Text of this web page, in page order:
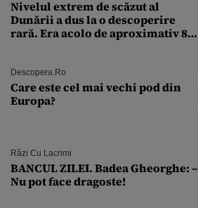
Nivelul extrem de scăzut al
Dunării a dus la o descoperire
rară. Era acolo de aproximativ 80
Descopera.ro
Care este cel mai vechi pod din
Europa?
Râzi Cu Lacrimi
BANCUL ZILEI. Badea Gheorghe: –
Nu pot face dragoste!